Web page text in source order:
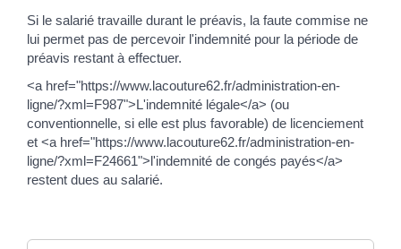
Si le salarié travaille durant le préavis, la faute commise ne
lui permet pas de percevoir l'indemnité pour la période de
préavis restant à effectuer.
<a href="https://www.lacouture62.fr/administration-en-
ligne/?xml=F987">L'indemnité légale</a> (ou
conventionnelle, si elle est plus favorable) de licenciement
et <a href="https://www.lacouture62.fr/administration-en-
ligne/?xml=F24661">l'indemnité de congés payés</a>
restent dues au salarié.